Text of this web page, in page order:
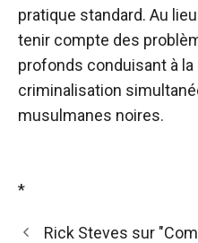
pratique standard. Au
tenir compte des
profonds conduisant à
criminalisation
musulmanes noires.
*
Rick Steves sur